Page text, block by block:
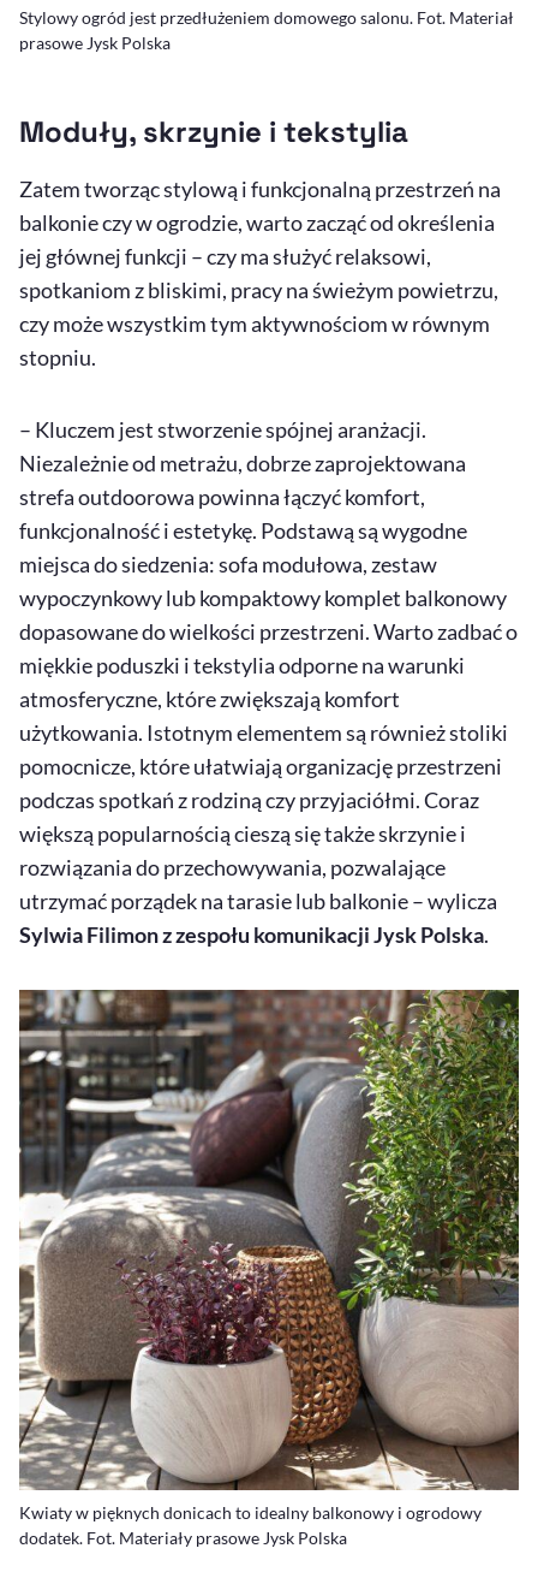
Stylowy ogród jest przedłużeniem domowego salonu. Fot. Materiał
prasowe Jysk Polska
Moduły, skrzynie i tekstylia
Zatem tworząc stylową i funkcjonalną przestrzeń na
balkonie czy w ogrodzie, warto zacząć od określenia
jej głównej funkcji – czy ma służyć relaksowi,
spotkaniom z bliskimi, pracy na świeżym powietrzu,
czy może wszystkim tym aktywnościom w równym
stopniu.
– Kluczem jest stworzenie spójnej aranżacji.
Niezależnie od metrażu, dobrze zaprojektowana
strefaoutdoorowa powinna łączyć komfort,
funkcjonalność i estetykę. Podstawą są wygodne
miejsca do siedzenia: sofa modułowa, zestaw
wypoczynkowy lub kompaktowy komplet balkonowy
dopasowane do wielkości przestrzeni. Warto zadbać o
miękkie poduszki i tekstylia odporne na warunki
atmosferyczne, które zwiększają komfort
użytkowania. Istotnym elementem są również stoliki
pomocnicze, które ułatwiają organizację przestrzeni
podczas spotkań z rodziną czy przyjaciółmi. Coraz
większą popularnością cieszą się także skrzynie i
rozwiązania do przechowywania, pozwalające
utrzymać porządek na tarasie lub balkonie – wylicza
Sylwia Filimon z zespołu komunikacji Jysk Polska.
Kwiaty w pięknych donicach to idealny balkonowy i ogrodowy
dodatek. Fot. Materiały prasowe Jysk Polska